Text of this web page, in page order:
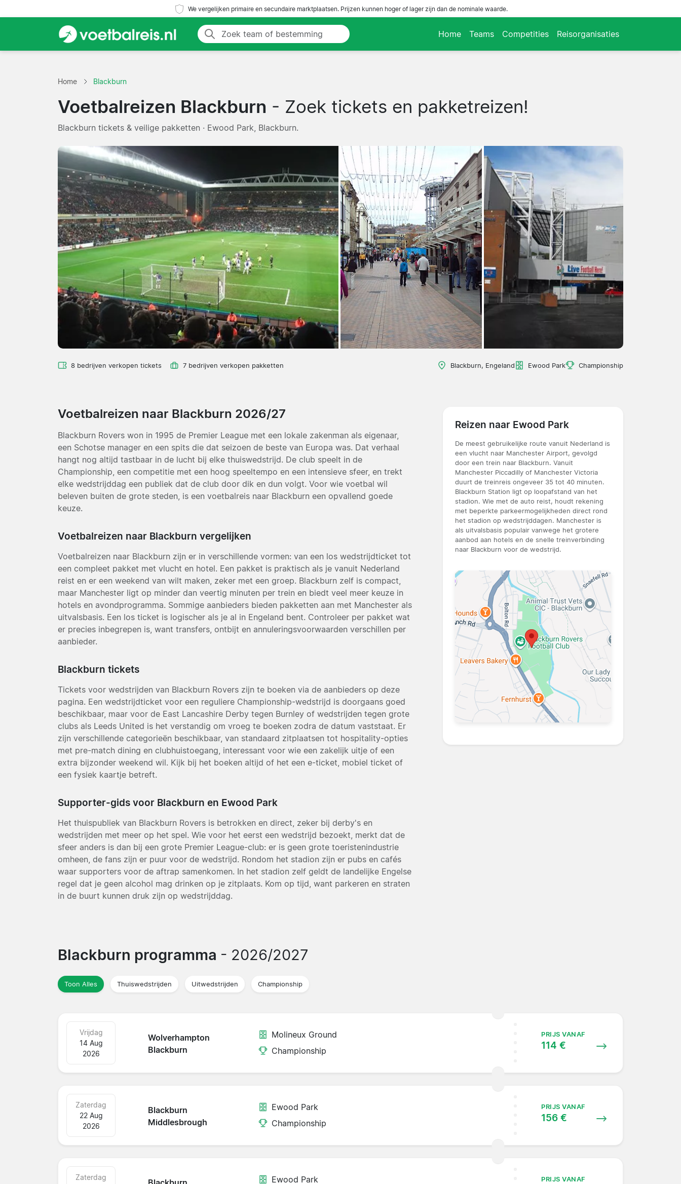
We vergelijken primaire en secundaire marktplaatsen. Prijzen kunnen hoger of lager zijn dan de nominale waarde.
Home Teams Competities Reisorganisaties
Home Blackburn
Voetbalreizen Blackburn - Zoek tickets en pakketreizen!
Blackburn tickets & veilige pakketten · Ewood Park, Blackburn.
8 bedrijven verkopen tickets 7 bedrijven verkopen pakketten Blackburn, Engeland Ewood Park Championship
Voetbalreizen naar Blackburn 2026/27
Blackburn Rovers won in 1995 de Premier League met een lokale zakenman als eigenaar,
een Schotse manager en een spits die dat seizoen de beste van Europa was. Dat verhaal
hangt nog altijd tastbaar in de lucht bij elke thuiswedstrijd. De club speelt in de
Championship, een competitie met een hoog speeltempo en een intensieve sfeer, en trekt
elke wedstrijddag een publiek dat de club door dik en dun volgt. Voor wie voetbal wil
beleven buiten de grote steden, is een voetbalreis naar Blackburn een opvallend goede
keuze.
Voetbalreizen naar Blackburn vergelijken
Voetbalreizen naar Blackburn zijn er in verschillende vormen: van een los wedstrijdticket tot
een compleet pakket met vlucht en hotel. Een pakket is praktisch als je vanuit Nederland
reist en er een weekend van wilt maken, zeker met een groep. Blackburn zelf is compact,
maar Manchester ligt op minder dan veertig minuten per trein en biedt veel meer keuze in
hotels en avondprogramma. Sommige aanbieders bieden pakketten aan met Manchester als
uitvalsbasis. Een los ticket is logischer als je al in Engeland bent. Controleer per pakket wat
er precies inbegrepen is, want transfers, ontbijt en annuleringsvoorwaarden verschillen per
aanbieder.
Blackburn tickets
Tickets voor wedstrijden van Blackburn Rovers zijn te boeken via de aanbieders op deze
pagina. Een wedstrijdticket voor een reguliere Championship-wedstrijd is doorgaans goed
beschikbaar, maar voor de East Lancashire Derby tegen Burnley of wedstrijden tegen grote
clubs als Leeds United is het verstandig om vroeg te boeken zodra de datum vaststaat. Er
zijn verschillende categorieën beschikbaar, van standaard zitplaatsen tot hospitality-opties
met pre-match dining en clubhuistoegang, interessant voor wie een zakelijk uitje of een
extra bijzonder weekend wil. Kijk bij het boeken altijd of het een e-ticket, mobiel ticket of
een fysiek kaartje betreft.
Supporter-gids voor Blackburn en Ewood Park
Het thuispubliek van Blackburn Rovers is betrokken en direct, zeker bij derby's en
wedstrijden met meer op het spel. Wie voor het eerst een wedstrijd bezoekt, merkt dat de
sfeer anders is dan bij een grote Premier League-club: er is geen grote toeristenindustrie
omheen, de fans zijn er puur voor de wedstrijd. Rondom het stadion zijn er pubs en cafés
waar supporters voor de aftrap samenkomen. In het stadion zelf geldt de landelijke Engelse
regel dat je geen alcohol mag drinken op je zitplaats. Kom op tijd, want parkeren en straten
in de buurt kunnen druk zijn op wedstrijddag.
Reizen naar Ewood Park
De meest gebruikelijke route vanuit Nederland is
een vlucht naar Manchester Airport, gevolgd
door een trein naar Blackburn. Vanuit
Manchester Piccadilly of Manchester Victoria
duurt de treinreis ongeveer 35 tot 40 minuten.
Blackburn Station ligt op loopafstand van het
stadion. Wie met de auto reist, houdt rekening
met beperkte parkeermogelijkheden direct rond
het stadion op wedstrijddagen. Manchester is
als uitvalsbasis populair vanwege het grotere
aanbod aan hotels en de snelle treinverbinding
naar Blackburn voor de wedstrijd.
Blackburn programma - 2026/2027
Toon Alles Thuiswedstrijden Uitwedstrijden Championship
Wolverhampton
Blackburn
Vrijdag
14 Aug
2026
Molineux Ground
Championship
PRIJS VANAF
114 €
Blackburn
Middlesbrough
Zaterdag
22 Aug
2026
Ewood Park
Championship
PRIJS VANAF
156 €
Zaterdag
Ewood Park
PRIJS VANAF